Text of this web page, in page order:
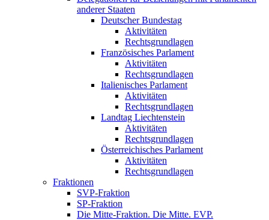
anderer Staaten
Deutscher Bundestag
Aktivitäten
Rechtsgrundlagen
Französisches Parlament
Aktivitäten
Rechtsgrundlagen
Italienisches Parlament
Aktivitäten
Rechtsgrundlagen
Landtag Liechtenstein
Aktivitäten
Rechtsgrundlagen
Österreichisches Parlament
Aktivitäten
Rechtsgrundlagen
Fraktionen
SVP-Fraktion
SP-Fraktion
Die Mitte-Fraktion. Die Mitte. EVP.